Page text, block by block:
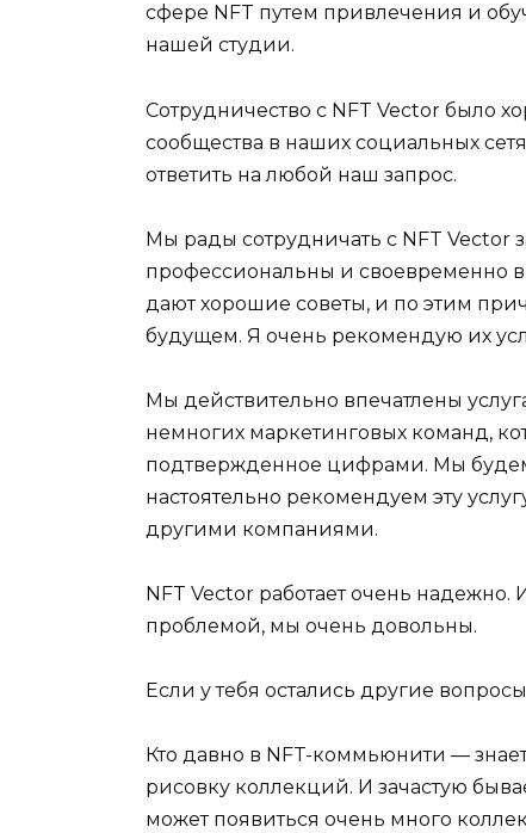
сфере NFT путем привлечения и
нашей студии.
Сотрудничество с NFT Vector было
сообщества в наших социальных
ответить на любой наш запрос.
Мы рады сотрудничать с NFT Vector
профессиональны и своевременно
дают хорошие советы, и по этим
будущем. Я очень рекомендую их
Мы действительно впечатлены
немногих маркетинговых команд,
подтвержденное цифрами. Мы
настоятельно рекомендуем эту
другими компаниями.
NFT Vector работает очень
проблемой, мы очень довольны.
Если у тебя остались другие
Кто давно в NFT-коммьюнити —
рисовку коллекций. И зачастую
может появиться очень много